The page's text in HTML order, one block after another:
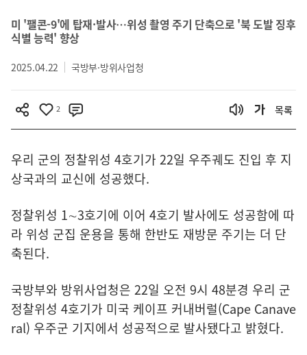
미 '팰콘-9'에 탑재·발사…위성 촬영 주기 단축으로 '북 도발 징후
식별 능력' 향상
2025.04.22 국방부·방위사업청
2 목록
우리 군의 정찰위성 4호기가 22일 우주궤도 진입 후 지
상국과의 교신에 성공했다.
정찰위성 1∼3호기에 이어 4호기 발사에도 성공함에 따
라 위성 군집 운용을 통해 한반도 재방문 주기는 더 단
축된다.
국방부와 방위사업청은 22일 오전 9시 48분경 우리 군
정찰위성 4호기가 미국 케이프 커내버럴(Cape Canave
ral) 우주군 기지에서 성공적으로 발사됐다고 밝혔다.